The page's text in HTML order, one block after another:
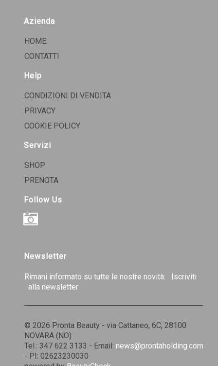
Azienda
HOME
CONTATTI
Help
CONDIZIONI DI VENDITA
PRIVACY
COOKIE POLICY
Servizi
SHOP
PRENOTA
Follow Us
Newsletter
Rimani informato su tutte le nostre novità:
Iscriviti
alla newsletter
© 2026 Pronta Beauty - via Cattaneo, 6C, 28100
NOVARA (NO)
Tel.: 347 622 3133 - Email: news@prontaholding.com
- PI: 02623230030